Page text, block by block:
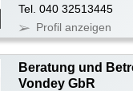
Tel. 040 32513445
Profil anzeigen
Beratung und
Vondey GbR